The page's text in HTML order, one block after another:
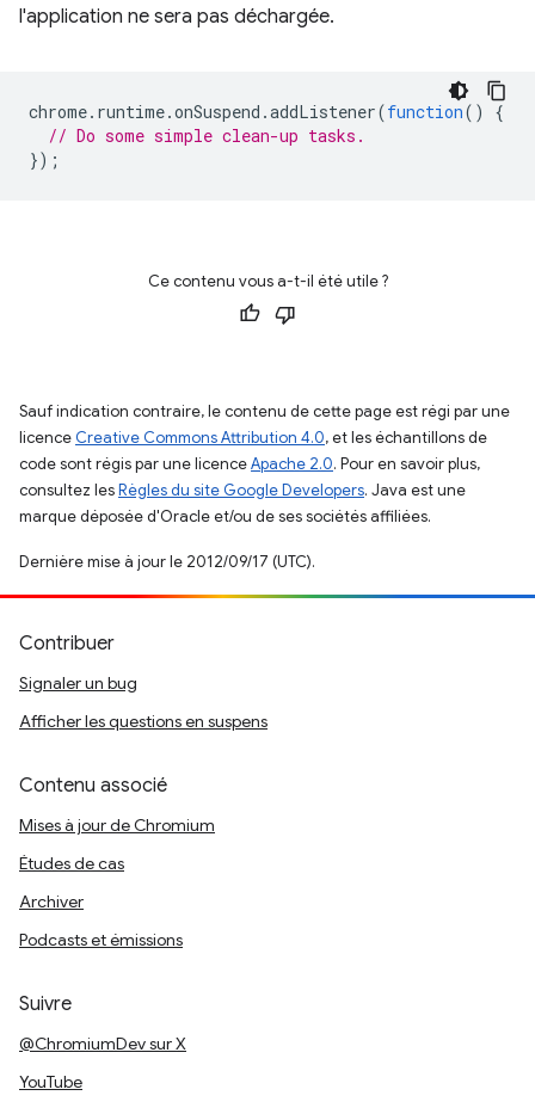
l'application ne sera pas déchargée.
chrome. runtime.onSuspend .addListener(function()
{
// Do some simple clean-up tasks.
});
Ce contenu vous a-t-il été utile ?
Sauf indication contraire, le contenu de cette page est régi par une
licence Creative Commons Attribution 4.0, et les échantillons de
code sont régis par une licenceApache 2.0. Pour en savoir plus,
consultez lesRègles du site Google Developers. Java est une
marque déposée d'Oracle et/ou de ses sociétés affiliées.
Dernière mise à jour le 2012/09/17 (UTC).
Contribuer
Signaler un bug
Afficher les questions en suspens
Contenu associé
Mises à jour de Chromium
Études de cas
Archiver
Podcasts et émissions
Suivre
@ChromiumDev sur X
YouTube